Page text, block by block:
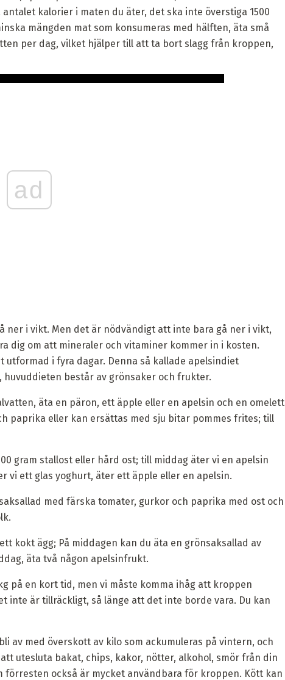
kalorier i maten du äter, det ska inte överstiga 1500
mängden mat som konsumeras med hälften, äta små
per dag, vilket hjälper till att ta bort slagg från kroppen,
ad
ner i vikt. Men det är nödvändigt att inte bara gå ner i vikt,
dig om att mineraler och vitaminer kommer in i kosten.
i fyra dagar. Denna så kallade apelsindiet
består av grönsaker och frukter.
äta en päron, ett äpple eller en apelsin och en omelett
paprika eller kan ersättas med sju bitar pommes frites; till
gram stallost eller hård ost; till middag äter vi en apelsin
vi ett glas yoghurt, äter ett äpple eller en apelsin.
med färska tomater, gurkor och paprika med ost och
kokt ägg; På middagen kan du äta en grönsaksallad av
äta två någon apelsinfrukt.
på en kort tid, men vi måste komma ihåg att kroppen
inte är tillräckligt, så länge att det inte borde vara. Du kan
av med överskott av kilo som ackumuleras på vintern, och
utesluta bakat, chips, kakor, nötter, alkohol, smör från din
också är mycket användbara för kroppen. Kött kan